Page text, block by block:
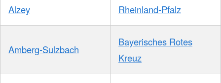
Alzey Rheinland-Pfalz
Amberg-Sulzbach
Bayerisches Rotes
Kreuz